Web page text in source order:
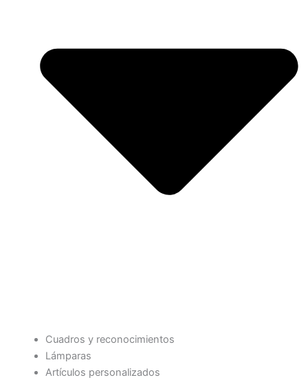
Cuadros y reconocimientos
Lámparas
Artículos personalizados